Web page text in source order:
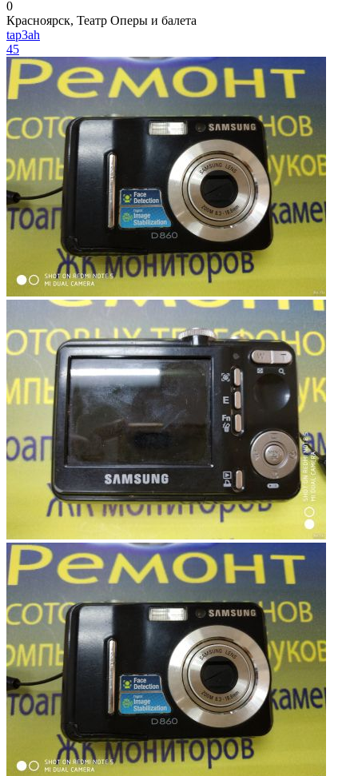
0
Красноярск, Театр Оперы и балета
tap3ah
45